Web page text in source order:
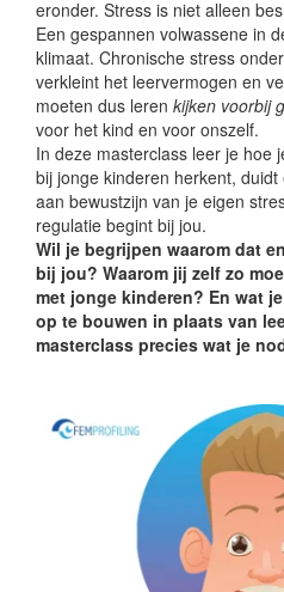
eronder. Stress is niet alleen
Een gespannen volwassene in
klimaat. Chronische stress
verkleint het leervermogen en
moeten dus leren kijken voorbij
voor het kind en voor onszelf.
In deze masterclass leer je hoe
bij jonge kinderen herkent,
aan bewustzijn van je eigen
regulatie begint bij jou.
Wil je begrijpen waarom dat
bij jou? Waarom jij zelf zo
met jonge kinderen? En wat
op te bouwen in plaats van
masterclass precies wat je